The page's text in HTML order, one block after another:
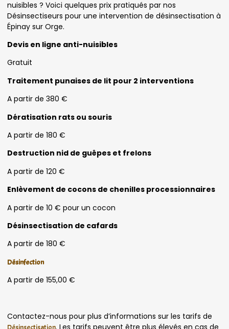
nuisibles ? Voici quelques prix pratiqués par nos
Désinsectiseurs pour une intervention de désinsectisation à
Épinay sur Orge.
Devis en ligne anti-nuisibles
Gratuit
Traitement punaises de lit pour 2 interventions
A partir de 380 €
Dératisation rats ou souris
A partir de 180 €
Destruction nid de guêpes et frelons
A partir de 120 €
Enlèvement de cocons de chenilles processionnaires
A partir de 10 € pour un cocon
Désinsectisation de cafards
A partir de 180 €
Désinfection
A partir de 155,00 €
Contactez-nous pour plus d’informations sur les tarifs de
Désinsectisation. Les tarifs peuvent être plus élevés en cas de